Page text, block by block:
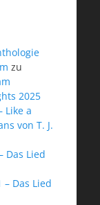
zu
2025
Like a
von T. J.
Das Lied
– Das Lied